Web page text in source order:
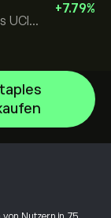
Amundi NYSE Arca Gold Bugs UCITS ETF Dist
+7.79%